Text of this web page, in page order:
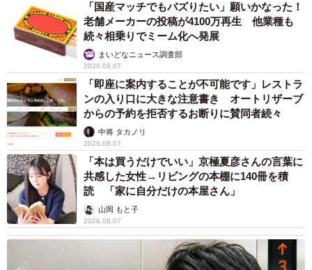
「国産マッチでもバズりたい」願いかなった！
老舗メーカーの投稿が4100万再生 他業種も
続々相乗りでミーム化へ発展
まいどなニュース調査部
2026.08.07
「即座に案内することが不可能です」レストラ
ンの入り口に大きな注意書き オートリザーブ
からの予約を拒否するお断りに賛同者続々
中将 タカノリ
2026.08.07
「本は買うだけでいい」京極夏彦さんの言葉に
共感した女性→リビングの本棚に140冊を積
読 「家に自分だけの本屋さん」
山岡 もと子
2026.08.07